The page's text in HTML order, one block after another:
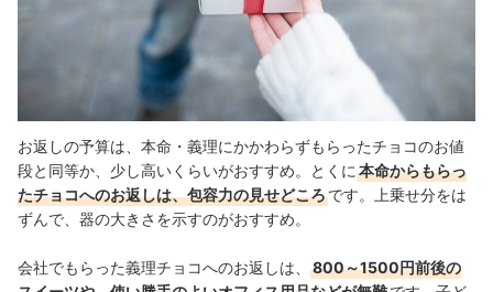
お返しの予算は、本命・義理にかかわらずもらったチョコのお値
段と同等か、少し高いくらいがおすすめ。とくに本命からもらっ
たチョコへのお返しは、包容力の見せどころです。上乗せ分をは
ずんで、器の大きさを示すのがおすすめ。
会社でもらった義理チョコへのお返しは、
800～1500円前後の